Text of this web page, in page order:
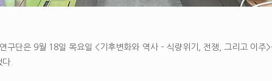
구단은 9월 18일 목요일 <기후변화와 역사 – 식량위기, 전쟁, 그리고 이주
.